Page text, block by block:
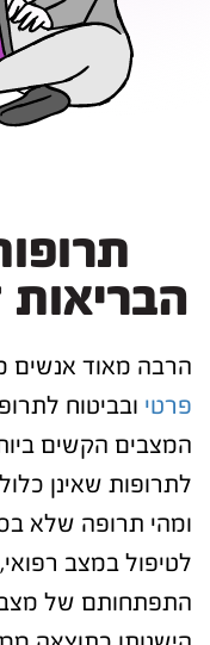
הרבה מאוד אנשים
פרטי ובביטוח
המצבים הקשים
לתרופות שאינן
ומהי תרופה שלא
לטיפול במצב
התפתחותם של